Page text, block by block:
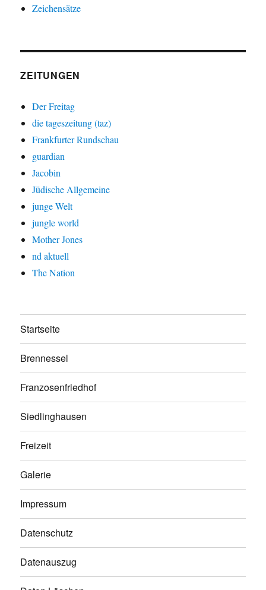
Zeichensätze
ZEITUNGEN
Der Freitag
die tageszeitung (taz)
Frankfurter Rundschau
guardian
Jacobin
Jüdische Allgemeine
junge Welt
jungle world
Mother Jones
nd aktuell
The Nation
Startseite
Brennessel
Franzosenfriedhof
Siedlinghausen
Freizeit
Galerie
Impressum
Datenschutz
Datenauszug